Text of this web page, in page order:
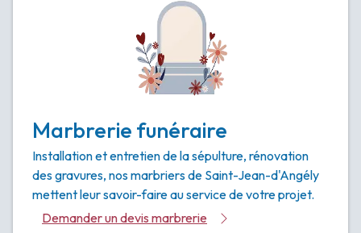
Marbrerie funéraire
Installation et entretien de la sépulture, rénovation
des gravures, nos marbriers de Saint-Jean-d'Angély
mettent leur savoir-faire au service de votre projet.
Demander un devis marbrerie